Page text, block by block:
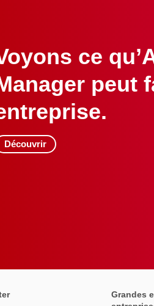
ce
peut
Découvrir
Grandes